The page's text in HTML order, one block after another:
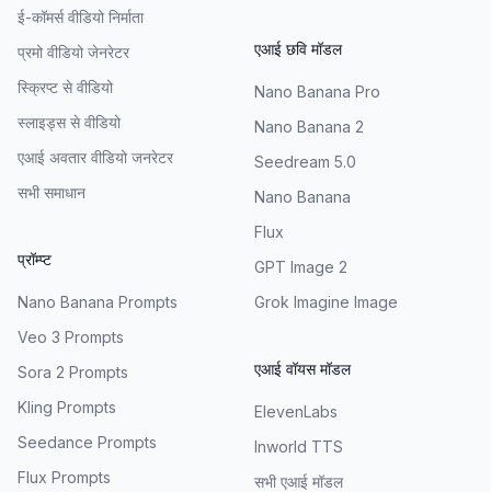
ई-कॉमर्स वीडियो निर्माता
प्रमो वीडियो जेनरेटर
स्क्रिप्ट से वीडियो
स्लाइड्स से वीडियो
एआई अवतार वीडियो जनरेटर
सभी समाधान
प्रॉम्प्ट
Nano Banana Prompts
Veo 3 Prompts
Sora 2 Prompts
Kling Prompts
Seedance Prompts
Flux Prompts
एआई छवि मॉडल
Nano Banana Pro
Nano Banana 2
Seedream 5.0
Nano Banana
Flux
GPT Image 2
Grok Imagine Image
एआई वॉयस मॉडल
ElevenLabs
Inworld TTS
सभी एआई मॉडल